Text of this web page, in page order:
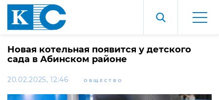
Новая котельная появится у детского
сада в Абинском районе
20.02.2025, 12:46 ОБЩЕСТВО